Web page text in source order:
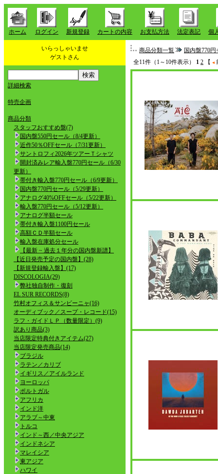
ホーム ログイン 新規登録 カートの内容 お支払方法 法定表記 個
いらっしゃいませ
ゲストさん
詳細検索
特売企画
商品分類
スタッフおすすめ盤(7)
国内盤550円セール（8/4更新）
近作50％OFFセール（7/31更新）
サントロフィ2026年ツアーＴシャツ
開封済みレア輸入盤770円セール（6/30
更新）
帯付き輸入盤770円セール（6/9更新）
国内盤770円セール（5/29更新）
アナログ40%OFFセール（5/22更新）
輸入盤770円セール（5/12更新）
アナログ半額セール
帯付き輸入盤1100円セール
高額ＣＤ半額セール
輸入盤在庫処分セール
【最新 ~ 過去１年分の国内盤新譜】
【近日発売予定の国内盤】(28)
【新規登録輸入盤】(17)
DISCOLOGIA(29)
弊社独自制作・復刻
EL SUR RECORDS(8)
竹村オフィス＆サンビーニャ(16)
オーディブック／スープ・レコード(15)
ラフ・ガイドＬＰ（数量限定）(9)
訳あり商品(3)
当店限定特典付きアイテム(27)
当店限定発売商品(14)
ブラジル
ラテン／カリブ
イギリス／アイルランド
ヨーロッパ
ポルトガル
アフリカ
インド洋
アラブ～中東
トルコ
インド～西／中央アジア
インドネシア
マレイシア
東アジア
ハワイ
商品分類一覧
国内盤770
全11件（1～10件表示） 1 2 【